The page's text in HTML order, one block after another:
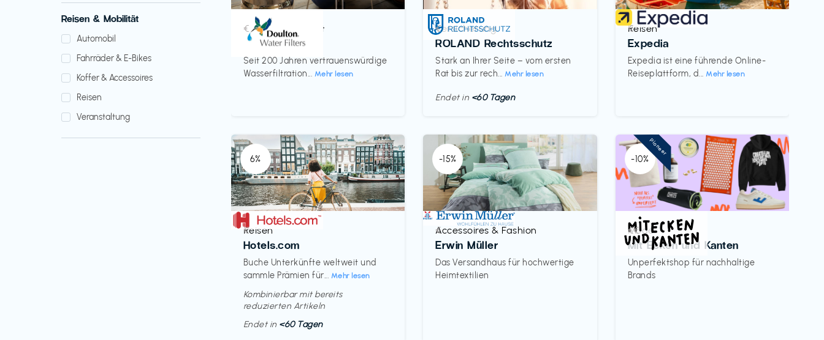
Reisen & Mobilität
Automobil
Fahrräder & E-Bikes
Koffer & Accessoires
Reisen
Veranstaltung
Küche & Haushalt
Doulton
Seit 200 Jahren vertrauenswürdige
Wasserfiltration... Mehr lesen
€‎ Versicherung
ROLAND Rechtsschutz
Stark an Ihrer Seite – vom ersten
Rat bis zur rech...Mehr lesen
€‎
Endet in <60 Tagen
Reisen
Expedia
Expedia ist eine führende Online-
Reiseplattform, d...Mehr lesen
€‎
6%
Reisen
Hotels.com
Buche Unterkünfte weltweit und
sammle Prämien für... Mehr lesen
€‎
Kombinierbar mit bereits
reduzierten Artikeln
Endet in <60 Tagen
-15%
Accessoires & Fashion
Erwin Müller
Das Versandhaus für hochwertige
Heimtextilien
€‎
-10%
Mode
Mit Ecken und Kanten
Unperfektshop für nachhaltige
Brands
€€‎
Pioneer